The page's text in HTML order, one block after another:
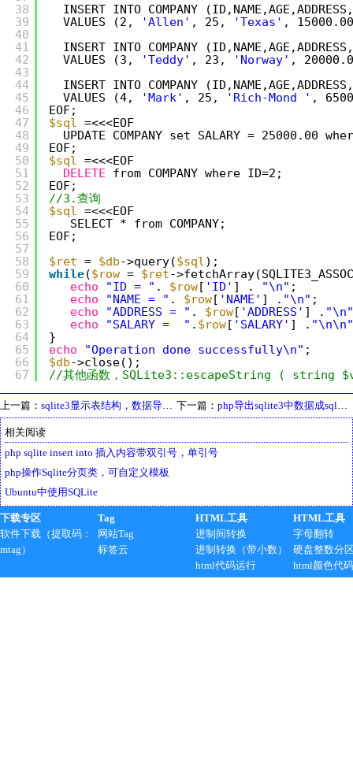
38
39
40
41
42
43
44
45
46
47
48
49
50
51
52
53
54
55
56
57
58
59
60
61
62
63
64
65
66
67
INSERT INTO COMPANY
VALUES (2,
'Allen' , 25, 'Texas' ,
INSERT INTO COMPANY
VALUES (3,
'Teddy' , 23, 'Norway' ,
INSERT INTO COMPANY
VALUES (4,
'Mark' , 25, 'Rich-Mond ' ,
EOF;
$sql =<<<EOF
UPDATE COMPANY set SALARY = 25000.00
EOF;
$sql =<<<EOF
DELETE
from COMPANY where ID=2;
EOF;
//3.查询
$sql =<<<EOF
SELECT * from COMPANY;
EOF;
$ret = $db->query($sql);
while($row = $ret-
echo
"ID = " . $row[ 'ID' ] . "\n" ;
echo
"NAME = " . $row[ 'NAME' ] . "\n" ;
echo
"ADDRESS = " . $row[ 'ADDRESS' ] . "\n"
echo
"SALARY =  " . $row[ 'SALARY' ] . "\n\n"
}
echo
"Operation done successfully\n" ;
$db->close();
//其他函数，SQLite3::escapeString ( string $value
上一篇： sqlite3显示表结构，数据导出成sql语句 下一篇： php导出sqlite3中数据成sql语句
相关阅读
php sqlite insert into 插入内容带双引号，单引号
php操作Sqlite分页类，可自定义模板
Ubuntu中使用SQLite
下载专区
软件下载（提取码：
mtag）
Tag
网站Tag
标签云
HTML工具
进制间转换
进制转换（带小数）
html代码运行
HTML工具
字母翻转
硬盘整数分
html颜色代码